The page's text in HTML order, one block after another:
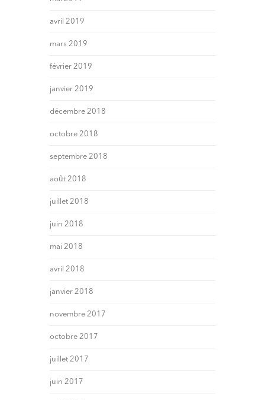
avril 2019
mars 2019
février 2019
janvier 2019
décembre 2018
octobre 2018
septembre 2018
août 2018
juillet 2018
juin 2018
mai 2018
avril 2018
janvier 2018
novembre 2017
octobre 2017
juillet 2017
juin 2017